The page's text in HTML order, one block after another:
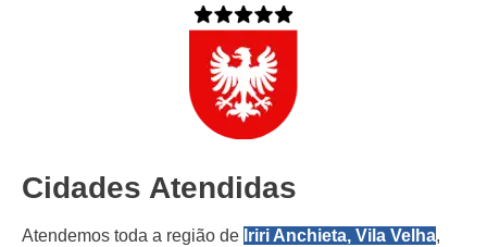
Cidades Atendidas
Atendemos toda a região de Iriri Anchieta, Vila Velha,